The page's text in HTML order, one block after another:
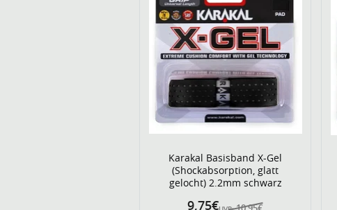
Karakal Basisband X-Gel
(Shockabsorption, glatt
gelocht) 2.2mm schwarz
9,75€